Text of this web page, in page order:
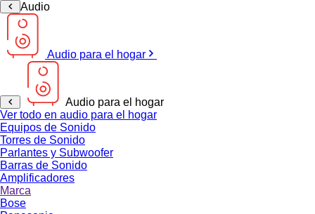
Audio
Audio para el hogar
Audio para el hogar
Ver todo en audio para el hogar
Equipos de Sonido
Torres de Sonido
Parlantes y Subwoofer
Barras de Sonido
Amplificadores
Marca
Bose